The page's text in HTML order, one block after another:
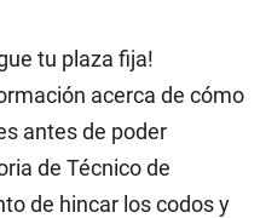
tu plaza fija!
acerca de cómo
antes de poder
de Técnico de
de hincar los codos y